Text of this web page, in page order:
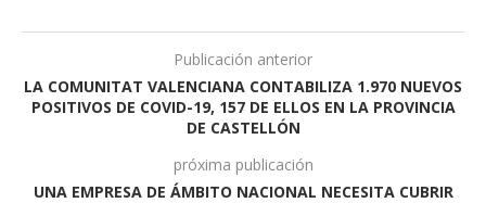
Publicación anterior
LA COMUNITAT VALENCIANA CONTABILIZA 1.970 NUEVOS
POSITIVOS DE COVID-19, 157 DE ELLOS EN LA PROVINCIA
DE CASTELLÓN
próxima publicación
UNA EMPRESA DE ÁMBITO NACIONAL NECESITA CUBRIR